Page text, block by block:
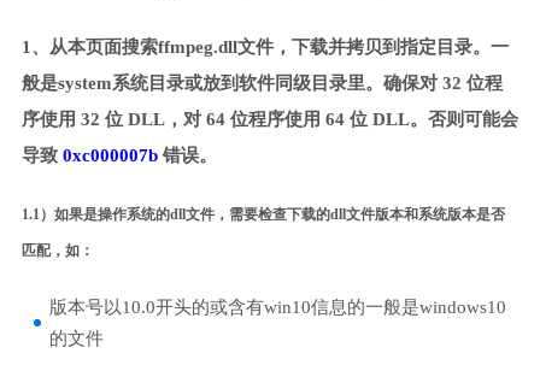
1、从本页面搜索ffmpeg.dll文件，下载并拷贝到指定目录。一
般是system系统目录或放到软件同级目录里。确保对 32 位程
序使用 32 位 DLL，对 64 位程序使用 64 位 DLL。否则可能会
导致 0xc000007b错误。
1.1）如果是操作系统的dll文件，需要检查下载的dll文件版本和系统版本是否
匹配，如：
版本号以10.0开头的或含有win10信息的一般是windows10
的文件